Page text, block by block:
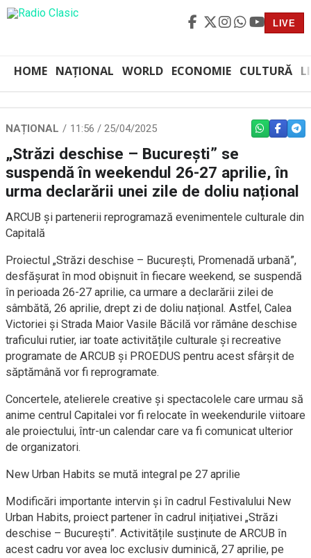
LIVE
HOME NAȚIONAL WORLD ECONOMIE CULTURĂ
NAȚIONAL 11:56 / 25/04/2025 WHATSAPP
„Străzi deschise – București” se
suspendă în weekendul 26-27 aprilie, în
urma declarării unei zile de doliu național
ARCUB și partenerii reprogramază evenimentele culturale din
Capitală
Proiectul „Străzi deschise – București, Promenadă urbană”,
desfășurat în mod obișnuit în fiecare weekend, se suspendă
în perioada 26-27 aprilie, ca urmare a declarării zilei de
sâmbătă, 26 aprilie, drept zi de doliu național. Astfel, Calea
Victoriei și Strada Maior Vasile Băcilă vor rămâne deschise
traficului rutier, iar toate activitățile culturale și recreative
programate de ARCUB și PROEDUS pentru acest sfârșit de
săptămână vor fi reprogramate.
Concertele, atelierele creative și spectacolele care urmau să
anime centrul Capitalei vor fi relocate în weekendurile viitoare
ale proiectului, într-un calendar care va fi comunicat ulterior
de organizatori.
New Urban Habits se mută integral pe 27 aprilie
Modificări importante intervin și în cadrul Festivalului New
Urban Habits, proiect partener în cadrul inițiativei „Străzi
deschise – București”. Activitățile susținute de ARCUB în
acest cadru vor avea loc exclusiv duminică, 27 aprilie, pe